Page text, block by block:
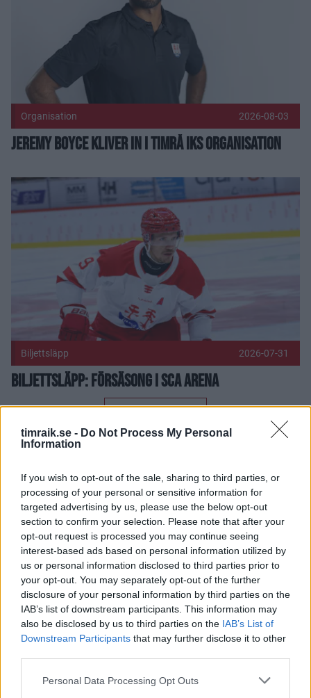
timraik.se - Do Not Process My Personal
Information
If you wish to opt-out of the sale, sharing to third parties, or
processing of your personal or sensitive information for
targeted advertising by us, please use the below opt-out
section to confirm your selection. Please note that after your
opt-out request is processed you may continue seeing
interest-based ads based on personal information utilized by
us or personal information disclosed to third parties prior to
your opt-out. You may separately opt-out of the further
disclosure of your personal information by third parties on the
IAB’s list of downstream participants. This information may
also be disclosed by us to third parties on the IAB’s List of
Downstream Participants that may further disclose it to other
Please note that this website/app uses one or more Google
Personal Data Processing Opt Outs
Organisation 2026-08-03
Jeremy Boyce kliver in i Timrå IKs organisation
Biljettsläpp: Försäsong i SCA Arena Publicerad 2026-07-31
Biljettsläpp 2026-07-31
Biljettsläpp: Försäsong i SCA Arena